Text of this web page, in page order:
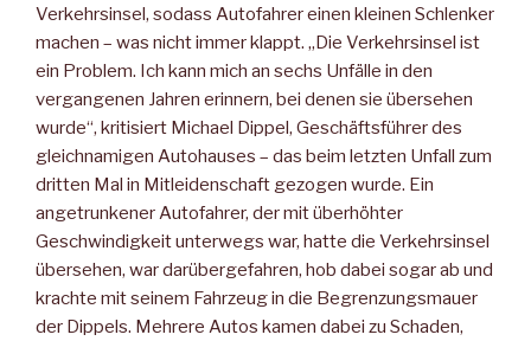
Verkehrsinsel, sodass Autofahrer einen kleinen Schlenker
machen – was nicht immer klappt. „Die Verkehrsinsel ist
ein Problem. Ich kann mich an sechs Unfälle in den
vergangenen Jahren erinnern, bei denen sie übersehen
wurde“, kritisiert Michael Dippel, Geschäftsführer des
gleichnamigen Autohauses – das beim letzten Unfall zum
dritten Mal in Mitleidenschaft gezogen wurde. Ein
angetrunkener Autofahrer, der mit überhöhter
Geschwindigkeit unterwegs war, hatte die Verkehrsinsel
übersehen, war darübergefahren, hob dabei sogar ab und
krachte mit seinem Fahrzeug in die Begrenzungsmauer
der Dippels. Mehrere Autos kamen dabei zu Schaden,